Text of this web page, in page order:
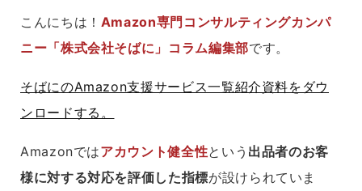
こんにちは！ Amazon専門コンサルティングカンパ
ニー「株式会社そばに」コラム編集部です。
そばにのAmazon支援サービス一覧紹介資料をダウ
ンロードする。
Amazonではアカウント健全性という 出品者のお客
様に対する対応を評価した指標が設けられていま